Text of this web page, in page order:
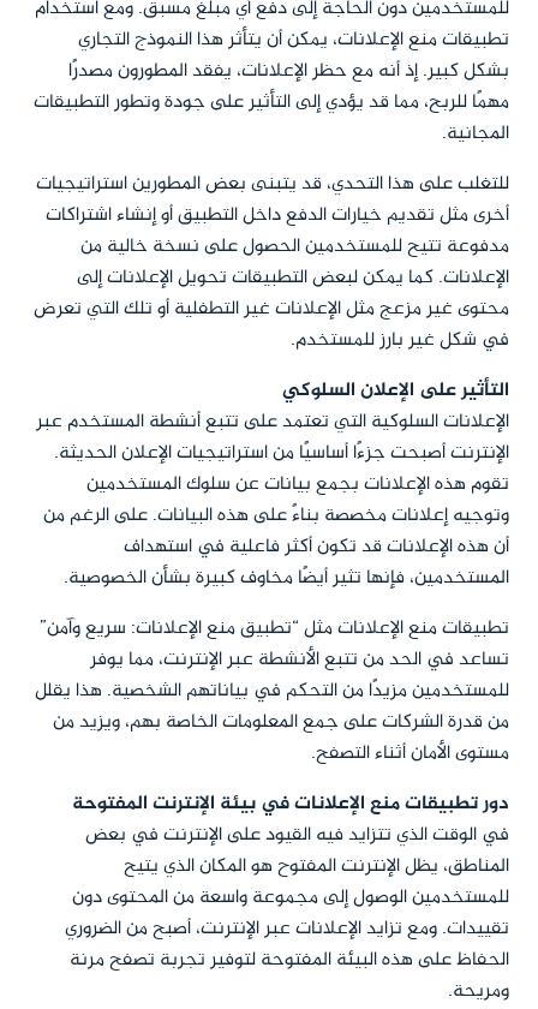
للمستخدمين دون الحاجة إلى دفع أي مبلغ مسبق. ومع استخدام
تطبيقات منع الإعلانات، يمكن أن يتأثر هذا النموذج التجاري
بشكل كبير. إذ أنه مع حظر الإعلانات، يفقد المطورون مصدرًا
مهمًا للربح، مما قد يؤدي إلى التأثير على جودة وتطور التطبيقات
المجانية.
للتغلب على هذا التحدي، قد يتبنى بعض المطورين استراتيجيات
أخرى مثل تقديم خيارات الدفع داخل التطبيق أو إنشاء اشتراكات
مدفوعة تتيح للمستخدمين الحصول على نسخة خالية من
الإعلانات. كما يمكن لبعض التطبيقات تحويل الإعلانات إلى
محتوى غير مزعج مثل الإعلانات غير التطفلية أو تلك التي تعرض
في شكل غير بارز للمستخدم.
التأثير على الإعلان السلوكي
الإعلانات السلوكية التي تعتمد على تتبع أنشطة المستخدم عبر
الإنترنت أصبحت جزءًا أساسيًا من استراتيجيات الإعلان الحديثة.
تقوم هذه الإعلانات بجمع بيانات عن سلوك المستخدمين
وتوجيه إعلانات مخصصة بناءً على هذه البيانات. على الرغم من
أن هذه الإعلانات قد تكون أكثر فاعلية في استهداف
المستخدمين، فإنها تثير أيضًا مخاوف كبيرة بشأن الخصوصية.
تطبيقات منع الإعلانات مثل “تطبيق منع الإعلانات: سريع وآمن”
تساعد في الحد من تتبع الأنشطة عبر الإنترنت، مما يوفر
للمستخدمين مزيدًا من التحكم في بياناتهم الشخصية. هذا يقلل
من قدرة الشركات على جمع المعلومات الخاصة بهم، ويزيد من
مستوى الأمان أثناء التصفح.
دور تطبيقات منع الإعلانات في بيئة الإنترنت المفتوحة
في الوقت الذي تتزايد فيه القيود على الإنترنت في بعض
المناطق، يظل الإنترنت المفتوح هو المكان الذي يتيح
للمستخدمين الوصول إلى مجموعة واسعة من المحتوى دون
تقييدات. ومع تزايد الإعلانات عبر الإنترنت، أصبح من الضروري
الحفاظ على هذه البيئة المفتوحة لتوفير تجربة تصفح مرنة
ومريحة.